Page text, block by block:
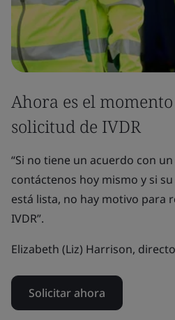
Ahora es el
solicitud de IVDR
“Si no tiene un acuerdo con
contáctenos hoy mismo y si
está lista, no hay motivo para
IVDR”.
Elizabeth (Liz) Harrison,
Solicitar ahora